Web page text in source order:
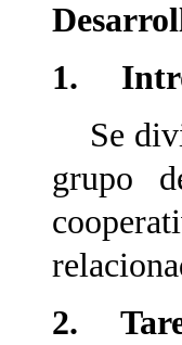
1.
Se
grupo
2.